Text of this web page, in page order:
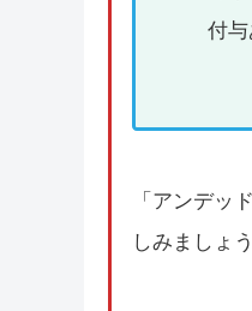
付与
「アンデッ
しみましょう